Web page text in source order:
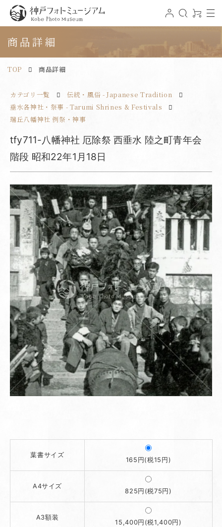
神戸フォトミュージアム
ロ
グ 索
0
ア
t
g
a
商品詳細
TOP 商品詳細
カテゴリ一覧
伝統・風俗 - Japanese Tradition
垂水各神社・祭事 - Tarumi Shrines & Festivals
瑞丘八幡神社 例祭・神事
tfy711-八幡神社 厄除祭 西垂水 陸之町青年会
階段 昭和22年1月18日
葉書サイズ
165円(税15円)
A4サイズ
825円(税75円)
A3額装
15,400円(税1,400円)